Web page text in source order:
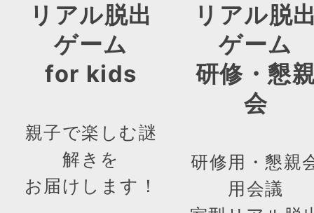
リアル脱出
ゲーム
for kids
親子で楽しむ謎
解きを
お届けします！
リアル脱
ゲーム
研修・懇
会
研修用・懇親
用会議